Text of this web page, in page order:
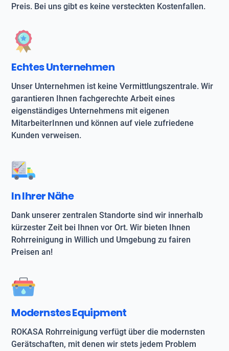
Preis. Bei uns gibt es keine versteckten Kostenfallen.
Echtes Unternehmen
Unser Unternehmen ist keine Vermittlungszentrale. Wir
garantieren Ihnen fachgerechte Arbeit eines
eigenständiges Unternehmens mit eigenen
MitarbeiterInnen und können auf viele zufriedene
Kunden verweisen.
In Ihrer Nähe
Dank unserer zentralen Standorte sind wir innerhalb
kürzester Zeit bei Ihnen vor Ort. Wir bieten Ihnen
Rohrreinigung in Willich und Umgebung zu fairen
Preisen an!
Modernstes Equipment
ROKASA Rohrreinigung verfügt über die modernsten
Gerätschaften, mit denen wir stets jedem Problem